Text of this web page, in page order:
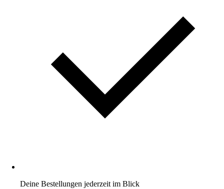
Deine Bestellungen jederzeit im Blick